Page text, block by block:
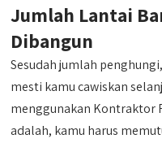
Jumlah Lantai
Dibangun
Sesudah jumlah
mesti kamu cawiskan
menggunakan Kontraktor
adalah, kamu harus